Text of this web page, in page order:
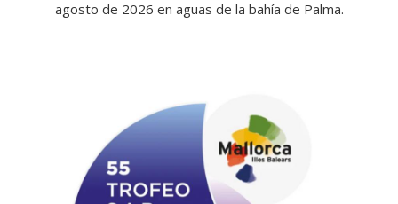
agosto de 2026 en aguas de la bahía de Palma.